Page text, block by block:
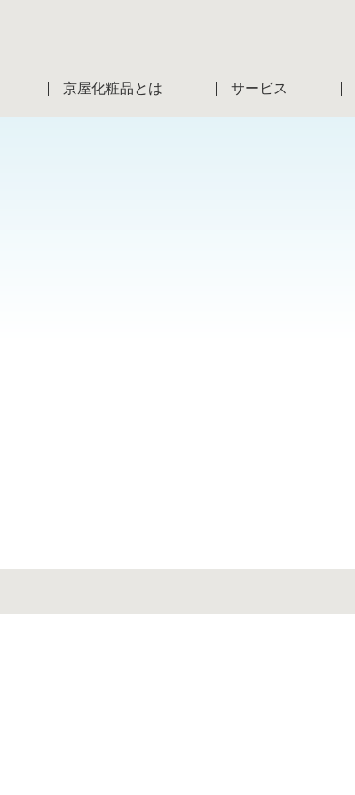
京屋化粧品とは サービス